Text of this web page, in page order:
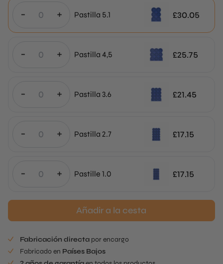
- + Pastilla 5.1 £30.05
- + Pastilla 4,5 £25.75
- + Pastilla 3.6 £21.45
- + Pastilla 2.7 £17.15
- + Pastille 1.0 £17.15
Añadir a la cesta
Fabricación directa por encargo
Fabricado en Países Bajos